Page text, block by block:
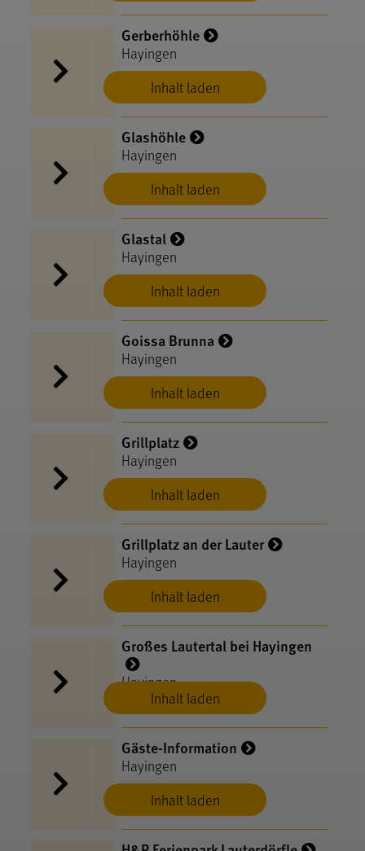
Inhalt laden
Gerberhöhle
Hayingen
Inhalt laden
Glashöhle
Hayingen
Inhalt laden
Glastal
Hayingen
Inhalt laden
Goissa Brunna
Hayingen
Inhalt laden
Grillplatz
Hayingen
Inhalt laden
Grillplatz an der Lauter
Hayingen
Inhalt laden
Großes Lautertal bei Hayingen
Hayingen
Inhalt laden
Gäste-Information
Hayingen